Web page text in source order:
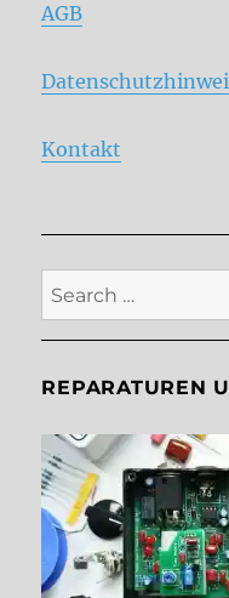
AGB
Kontakt
Search
for:
REPARATUREN